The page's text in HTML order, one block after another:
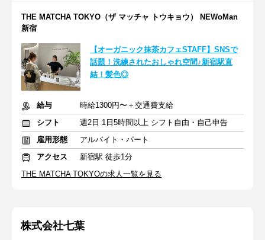
THE MATCHA TOKYO（ザ マッチャ トウキョウ） NEWoMan
新宿
【オーガニック抹茶カフェSTAFF】SNSで
話題！洗練されたおしゃれ空間♪新宿駅直
結！髪色◎
給与
時給1300円〜＋交通費支給
シフト
週2日 1日5時間以上 シフト自由・自己申告
雇用形態
アルバイト・パート
アクセス
新宿駅 徒歩1分
THE MATCHA TOKYOの求人一覧を見る
株式会社七葉